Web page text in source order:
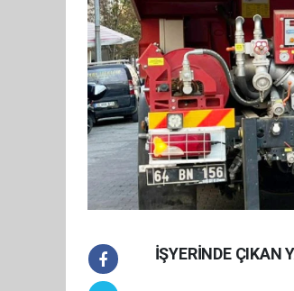
İŞYERİNDE ÇIKAN